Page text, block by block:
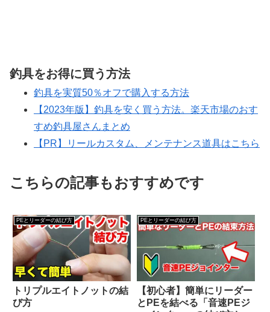
釣具をお得に買う方法
釣具を実質50％オフで購入する方法
【2023年版】釣具を安く買う方法。楽天市場のおす
すめ釣具屋さんまとめ
【PR】リールカスタム、メンテナンス道具はこちら
こちらの記事もおすすめです
PEとリーダーの結び方
トリプルエイトノットの結
び方
PEとリーダーの結び方
【初心者】簡単にリーダー
とPEを結べる「音速PEジ